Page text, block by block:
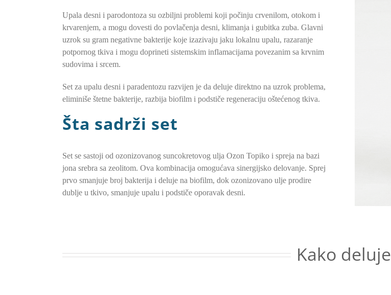
Upala desni i parodontoza su ozbiljni problemi koji počinju crvenilom, otokom i
krvarenjem, a mogu dovesti do povlačenja desni, klimanja i gubitka zuba. Glavni
uzrok su gram negativne bakterije koje izazivaju jaku lokalnu upalu, razaranje
potpornog tkiva i mogu doprineti sistemskim inflamacijama povezanim sa krvnim
sudovima i srcem.
Set za upalu desni i paradentozu razvijen je da deluje direktno na uzrok problema,
eliminiše štetne bakterije, razbija biofilm i podstiče regeneraciju oštećenog tkiva.
Šta sadrži set
Set se sastoji od ozonizovanog suncokretovog ulja Ozon Topiko i spreja na bazi
jona srebra sa zeolitom. Ova kombinacija omogućava sinergijsko delovanje. Sprej
prvo smanjuje broj bakterija i deluje na biofilm, dok ozonizovano ulje prodire
dublje u tkivo, smanjuje upalu i podstiče oporavak desni.
Kako deluje